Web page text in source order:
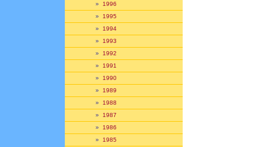
» 1996
» 1995
» 1994
» 1993
» 1992
» 1991
» 1990
» 1989
» 1988
» 1987
» 1986
» 1985